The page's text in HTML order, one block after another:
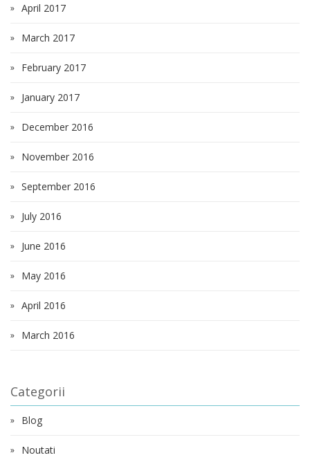
April 2017
March 2017
February 2017
January 2017
December 2016
November 2016
September 2016
July 2016
June 2016
May 2016
April 2016
March 2016
Categorii
Blog
Noutati